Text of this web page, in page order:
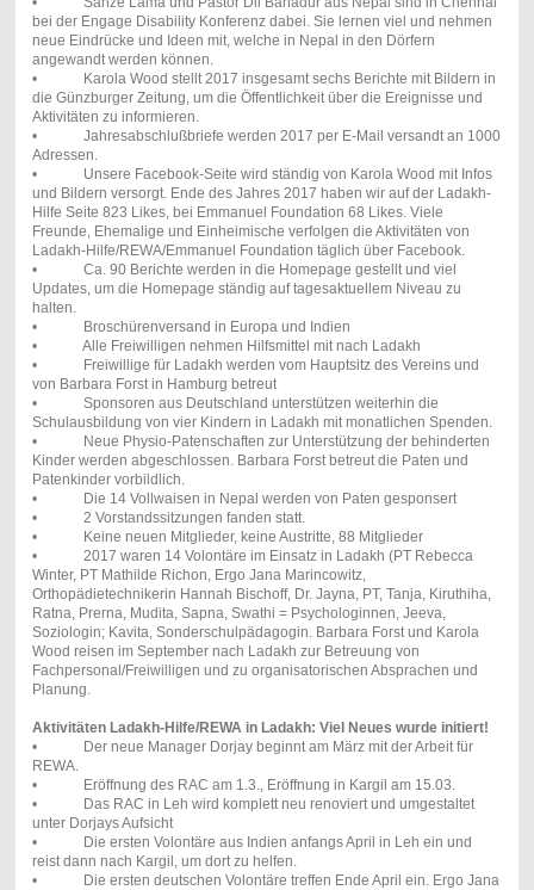
bei der Engage Disability Konferenz dabei. Sie lernen viel und nehmen
neue Eindrücke und Ideen mit, welche in Nepal in den Dörfern
angewandt werden können.
• Karola Wood stellt 2017 insgesamt sechs Berichte mit Bildern in
die Günzburger Zeitung, um die Öffentlichkeit über die Ereignisse und
Aktivitäten zu informieren.
• Jahresabschlußbriefe werden 2017 per E-Mail versandt an 1000
Adressen.
• Unsere Facebook-Seite wird ständig von Karola Wood mit Infos
und Bildern versorgt. Ende des Jahres 2017 haben wir auf der Ladakh-
Hilfe Seite 823 Likes, bei Emmanuel Foundation 68 Likes. Viele
Freunde, Ehemalige und Einheimische verfolgen die Aktivitäten von
Ladakh-Hilfe/REWA/Emmanuel Foundation täglich über Facebook.
• Ca. 90 Berichte werden in die Homepage gestellt und viel
Updates, um die Homepage ständig auf tagesaktuellem Niveau zu
halten.
• Broschürenversand in Europa und Indien
• Alle Freiwilligen nehmen Hilfsmittel mit nach Ladakh
• Freiwillige für Ladakh werden vom Hauptsitz des Vereins und
von Barbara Forst in Hamburg betreut
• Sponsoren aus Deutschland unterstützen weiterhin die
Schulausbildung von vier Kindern in Ladakh mit monatlichen Spenden.
• Neue Physio-Patenschaften zur Unterstützung der behinderten
Kinder werden abgeschlossen. Barbara Forst betreut die Paten und
Patenkinder vorbildlich.
• Die 14 Vollwaisen in Nepal werden von Paten gesponsert
• 2 Vorstandssitzungen fanden statt.
• Keine neuen Mitglieder, keine Austritte, 88 Mitglieder
• 2017 waren 14 Volontäre im Einsatz in Ladakh (PT Rebecca
Winter, PT Mathilde Richon, Ergo Jana Marincowitz,
Orthopädietechnikerin Hannah Bischoff, Dr. Jayna, PT, Tanja, Kiruthiha,
Ratna, Prerna, Mudita, Sapna, Swathi = Psychologinnen, Jeeva,
Soziologin; Kavita, Sonderschulpädagogin. Barbara Forst und Karola
Wood reisen im September nach Ladakh zur Betreuung von
Fachpersonal/Freiwilligen und zu organisatorischen Absprachen und
Planung.
Aktivitäten Ladakh-Hilfe/REWA in Ladakh: Viel Neues wurde initiert!
• Der neue Manager Dorjay beginnt am März mit der Arbeit für
REWA.
• Eröffnung des RAC am 1.3., Eröffnung in Kargil am 15.03.
• Das RAC in Leh wird komplett neu renoviert und umgestaltet
unter Dorjays Aufsicht
• Die ersten Volontäre aus Indien anfangs April in Leh ein und
reist dann nach Kargil, um dort zu helfen.
• Die ersten deutschen Volontäre treffen Ende April ein. Ergo Jana